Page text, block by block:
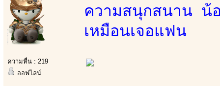
ความหื่น : 219
ออฟไลน์
ความสนุกสนาน น้
เหมือนเจอแฟน